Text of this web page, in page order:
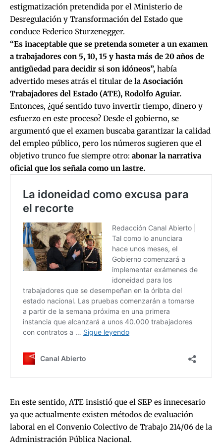
estigmatización pretendida por el Ministerio de
Desregulación y Transformación del Estado que
conduce Federico Sturzenegger.
“Es inaceptable que se pretenda someter a un examen
a trabajadores con 5, 10, 15 y hasta más de 20 años de
antigüedad para decidir si son idóneos”, había
advertido meses atrás el titular de laAsociación
Trabajadores del Estado (ATE), Rodolfo Aguiar.
Entonces, ¿qué sentido tuvo invertir tiempo, dinero y
esfuerzo en este proceso? Desde el gobierno, se
argumentó que el examen buscaba garantizar la calidad
del empleo público, pero los números sugieren que el
objetivo trunco fue siempre otro: abonar la narrativa
oficial que los señala como un lastre.
En este sentido, ATE insistió que el SEP es innecesario
ya que actualmente existen métodos de evaluación
laboral en el Convenio Colectivo de Trabajo 214/06 de la
Administración Pública Nacional.